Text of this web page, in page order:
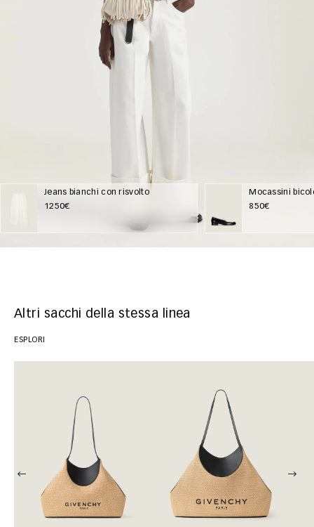
Jeans bianchi con risvolto
1250€
Mocassini
850€
Altri sacchi della stessa linea
ESPLORI